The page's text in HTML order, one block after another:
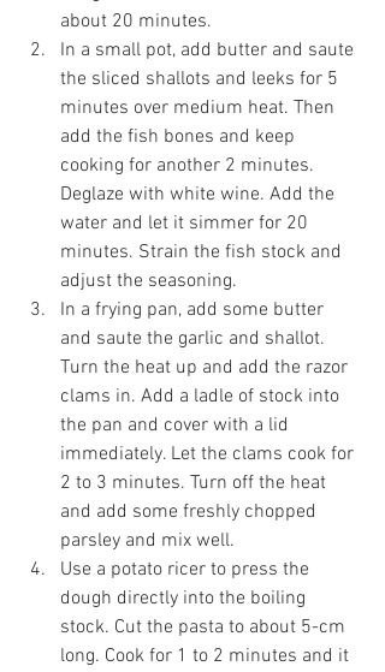
about 20 minutes.
In a small pot, add butter and saute
the sliced shallots and leeks for 5
minutes over medium heat. Then
add the fish bones and keep
cooking for another 2 minutes.
Deglaze with white wine. Add the
water and let it simmer for 20
minutes. Strain the fish stock and
adjust the seasoning.
In a frying pan, add some butter
and saute the garlic and shallot.
Turn the heat up and add the razor
clams in. Add a ladle of stock into
the pan and cover with a lid
immediately. Let the clams cook for
2 to 3 minutes. Turn off the heat
and add some freshly chopped
parsley and mix well.
Use a potato ricer to press the
dough directly into the boiling
stock. Cut the pasta to about 5-cm
long. Cook for 1 to 2 minutes and it